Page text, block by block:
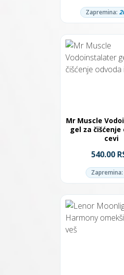
Zapremina:
Mr Muscle
gel za čišćenje
cevi
540.00
Zapremina: